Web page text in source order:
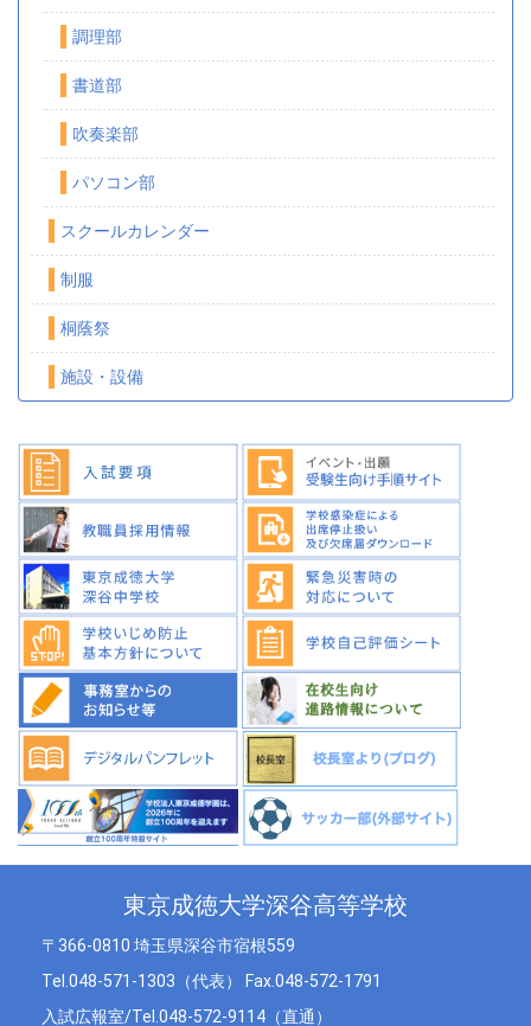
調理部
書道部
吹奏楽部
パソコン部
スクールカレンダー
制服
桐蔭祭
施設・設備
東京成徳大学深谷高等学校
〒366-0810 埼玉県深谷市宿根559
Tel.048-571-1303（代表） Fax.048-572-1791
入試広報室/Tel.048-572-9114（直通）